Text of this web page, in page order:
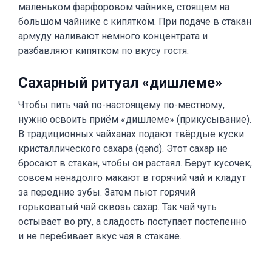
маленьком фарфоровом чайнике, стоящем на
большом чайнике с кипятком. При подаче в стакан
армуду наливают немного концентрата и
разбавляют кипятком по вкусу гостя.
Сахарный ритуал «дишлеме»
Чтобы пить чай по-настоящему по-местному,
нужно освоить приём «дишлеме» (прикусывание).
В традиционных чайханах подают твёрдые куски
кристаллического сахара (qənd). Этот сахар не
бросают в стакан, чтобы он растаял. Берут кусочек,
совсем ненадолго макают в горячий чай и кладут
за передние зубы. Затем пьют горячий
горьковатый чай сквозь сахар. Так чай чуть
остывает во рту, а сладость поступает постепенно
и не перебивает вкус чая в стакане.